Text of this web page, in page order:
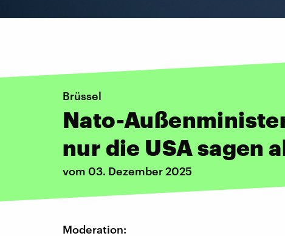
Brüssel
Nato-
nur die USA sagen
vom 03. Dezember 2025
Moderation: